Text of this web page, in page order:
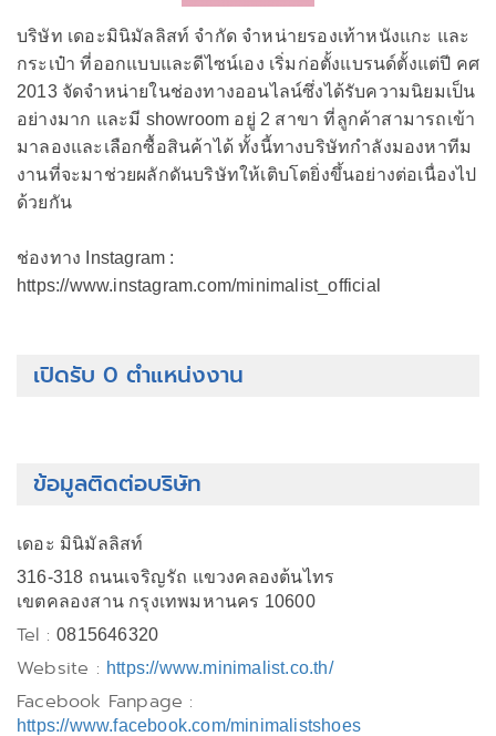
บริษัท เดอะมินิมัลลิสท์ จำกัด จำหน่ายรองเท้าหนังแกะ และ
กระเป๋า ที่ออกแบบและดีไซน์เอง เริ่มก่อตั้งแบรนด์ตั้งแต่ปี คศ
2013 จัดจำหน่ายในช่องทางออนไลน์ซึ่งได้รับความนิยมเป็น
อย่างมาก และมี showroom อยู่ 2 สาขา ที่ลูกค้าสามารถเข้า
มาลองและเลือกซื้อสินค้าได้ ทั้งนี้ทางบริษัทกำลังมองหาทีม
งานที่จะมาช่วยผลักดันบริษัทให้เติบโตยิ่งขึ้นอย่างต่อเนื่องไป
ด้วยกัน
ช่องทาง Instagram :
https://www.instagram.com/minimalist_official
เปิดรับ 0 ตำแหน่งงาน
ข้อมูลติดต่อบริษัท
เดอะ มินิมัลลิสท์
316-318 ถนนเจริญรัถ แขวงคลองต้นไทร
เขตคลองสาน กรุงเทพมหานคร 10600
Tel :0815646320
Website : https://www.minimalist.co.th/
Facebook Fanpage :
https://www.facebook.com/minimalistshoes